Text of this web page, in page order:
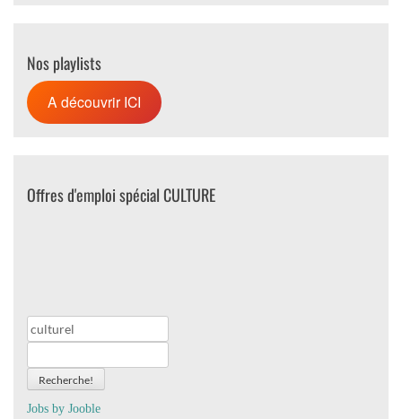
Nos playlists
A découvrir ICI
Offres d'emploi spécial CULTURE
Recherche!
Jobs by Jooble